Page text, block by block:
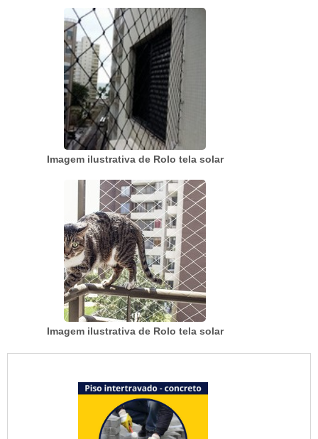
proteção e comodidade são garantidas pelo uso
da cortina rolô tela solar. A empresa que oferece
Imagem ilustrativa de Rolo tela solar
Imagem ilustrativa de Rolo tela solar